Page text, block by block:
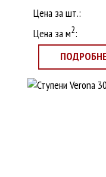
Цена за шт.:
Цена за м2: